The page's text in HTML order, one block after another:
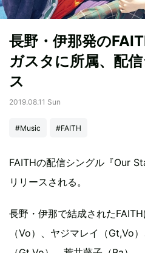
長野・伊那発の
ガスタに所属、配
ス
2019.08.11 Sun
#Music #FAITH
FAITHの配信シングル『Our
リリースされる。
長野・伊那で結成された
（Vo）、ヤジマレイ（Gt,Vo